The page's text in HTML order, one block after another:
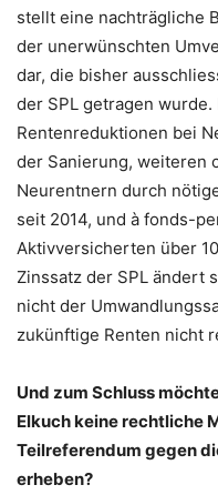
stellt eine nachträgliche
der unerwünschten
dar, die bisher
der SPL getragen
Rentenreduktionen bei
der Sanierung, weiteren
Neurentnern durch
seit 2014, und à fonds-
Aktivversicherten über
Zinssatz der SPL ändert
nicht der
zukünftige Renten nicht
Und zum Schluss
Elkuch keine rechtliche
Teilreferendum gegen
erheben?